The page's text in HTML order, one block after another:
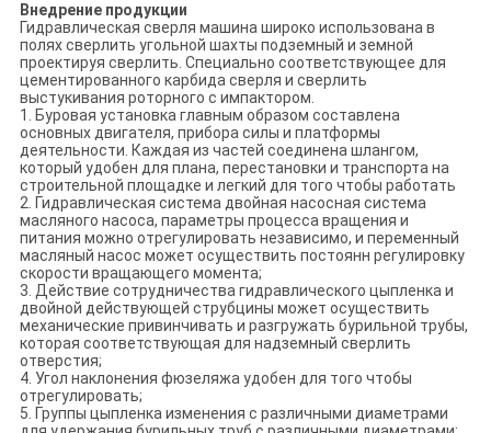
Внедрение продукции
Гидравлическая сверля машина широко использована в
полях сверлить угольной шахты подземный и земной
проектируя сверлить. Специально соответствующее для
цементированного карбида сверля и сверлить
выстукивания роторного с импактором.
1. Буровая установка главным образом составлена
основных двигателя, прибора силы и платформы
деятельности. Каждая из частей соединена шлангом,
который удобен для плана, перестановки и транспорта на
строительной площадке и легкий для того чтобы работать
2. Гидравлическая система двойная насосная система
масляного насоса, параметры процесса вращения и
питания можно отрегулировать независимо, и переменный
масляный насос может осуществить постоянн регулировку
скорости вращающего момента;
3. Действие сотрудничества гидравлического цыпленка и
двойной действующей струбцины может осуществить
механические привинчивать и разгружать бурильной трубы,
которая соответствующая для надземный сверлить
отверстия;
4. Угол наклонения фюзеляжа удобен для того чтобы
отрегулировать;
5. Группы цыпленка изменения с различными диаметрами